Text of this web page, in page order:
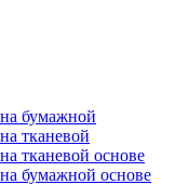
бумажной
тканевой
тканевой основе
бумажной основе